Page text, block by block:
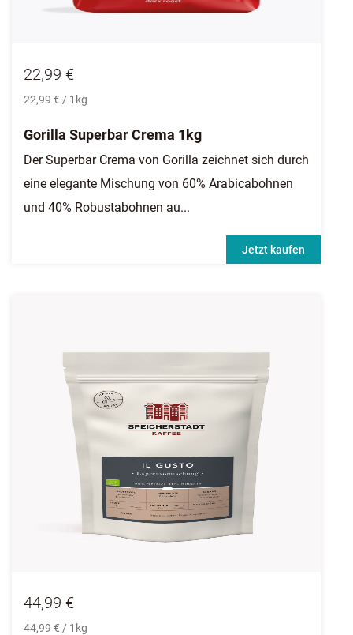
22,99 €
22,99 € / 1kg
Gorilla Superbar Crema 1kg
Der Superbar Crema von Gorilla zeichnet sich durch
eine elegante Mischung von 60% Arabicabohnen
und 40% Robustabohnen au...
Jetzt kaufen
44,99 €
44,99 € / 1kg